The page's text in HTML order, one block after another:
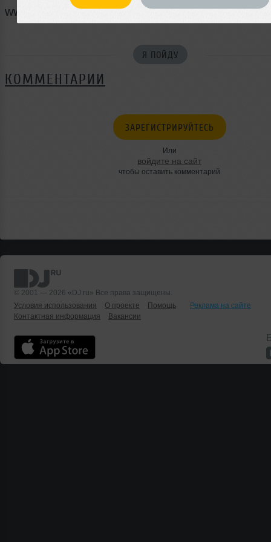
www.vk.com/coyoteuglyspb
Я ПОЙДУ
КОММЕНТАРИИ
ЗАРЕГИСТРИРУЙТЕСЬ
Или
войдите на сайт
чтобы оставить комментарий
© 2001 — 2026 «DJ.ru» Все права защищены.
Условия использования
О проекте Помощь
Реклама на сайте
Контактная информация
Вакансии